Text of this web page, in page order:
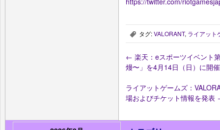
, タグ:VALORANT, ライアット
← 楽天：eスポーツイベント
熳〜」を4月14日（日）に開催
ライアットゲームズ：
場およびチケット情報を発表